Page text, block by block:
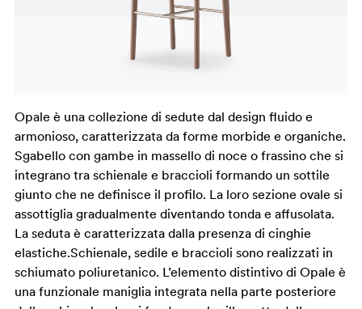
Opale è una collezione di sedute dal design fluido e
armonioso, caratterizzata da forme morbide e organiche.
Sgabello con gambe in massello di noce o frassino che si
integrano tra schienale e braccioli formando un sottile
giunto che ne definisce il profilo. La loro sezione ovale si
assottiglia gradualmente diventando tonda e affusolata.
La seduta è caratterizzata dalla presenza di cinghie
elastiche.Schienale, sedile e braccioli sono realizzati in
schiumato poliuretanico. L’elemento distintivo di Opale è
una funzionale maniglia integrata nella parte posteriore